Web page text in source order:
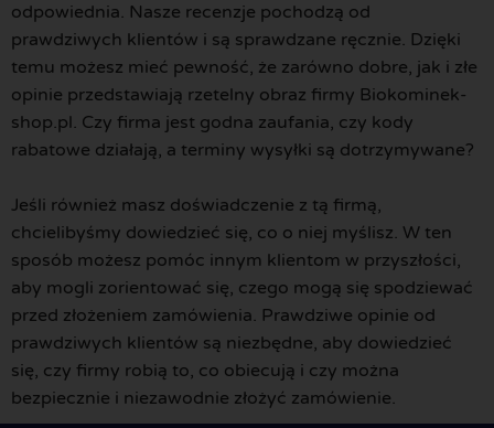
odpowiednia. Nasze recenzje pochodzą od
prawdziwych klientów i są sprawdzane ręcznie. Dzięki
temu możesz mieć pewność, że zarówno dobre, jak i złe
opinie przedstawiają rzetelny obraz firmy Biokominek-
shop.pl. Czy firma jest godna zaufania, czy kody
rabatowe działają, a terminy wysyłki są dotrzymywane?
Jeśli również masz doświadczenie z tą firmą,
chcielibyśmy dowiedzieć się, co o niej myślisz. W ten
sposób możesz pomóc innym klientom w przyszłości,
aby mogli zorientować się, czego mogą się spodziewać
przed złożeniem zamówienia. Prawdziwe opinie od
prawdziwych klientów są niezbędne, aby dowiedzieć
się, czy firmy robią to, co obiecują i czy można
bezpiecznie i niezawodnie złożyć zamówienie.